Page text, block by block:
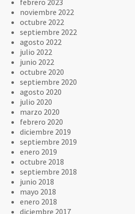
febrero 2023
noviembre 2022
octubre 2022
septiembre 2022
agosto 2022
julio 2022
junio 2022
octubre 2020
septiembre 2020
agosto 2020
julio 2020
marzo 2020
febrero 2020
diciembre 2019
septiembre 2019
enero 2019
octubre 2018
septiembre 2018
junio 2018
mayo 2018
enero 2018
diciembre 2017